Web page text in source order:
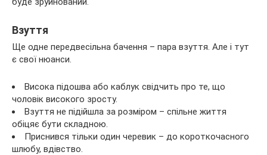
Взуття
Ще одне передвесільна бачення – пара взуття. Але і тут
є свої нюанси.
Висока підошва або каблук свідчить про те, що
чоловік високого зросту.
Взуття не підійшла за розміром – спільне життя
обіцяє бути складною.
Приснився тільки один черевик – до короткочасного
шлюбу, вдівство.